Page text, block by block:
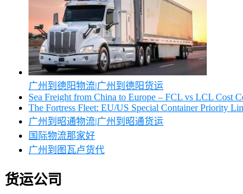
广州到德阳物流|广州到德阳货运
Sea Freight from China to Europe – FCL vs LCL Cost
The Fortress Fleet: EU/US Special Container Priority
广州到昭通物流|广州到昭通货运
国际物流那家好
广州到图瓦卢货代
货运公司